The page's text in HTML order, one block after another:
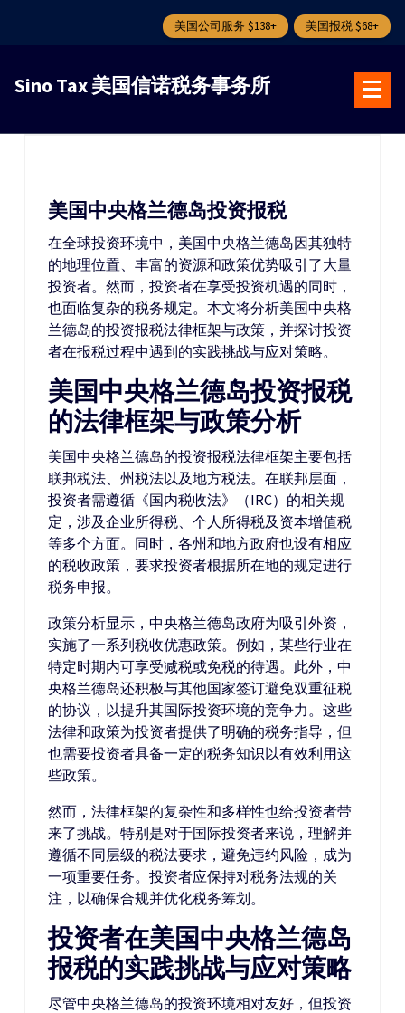
美国公司服务 $138+ 美国报税 $68+
Sino Tax 美国信诺税务事务所
美国中央格兰德岛投资报税
在全球投资环境中，美国中央格兰德岛因其独特
的地理位置、丰富的资源和政策优势吸引了大量
投资者。然而，投资者在享受投资机遇的同时，
也面临复杂的税务规定。本文将分析美国中央格
兰德岛的投资报税法律框架与政策，并探讨投资
者在报税过程中遇到的实践挑战与应对策略。
美国中央格兰德岛投资报税
的法律框架与政策分析
美国中央格兰德岛的投资报税法律框架主要包括
联邦税法、州税法以及地方税法。在联邦层面，
投资者需遵循《国内税收法》（IRC）的相关规
定，涉及企业所得税、个人所得税及资本增值税
等多个方面。同时，各州和地方政府也设有相应
的税收政策，要求投资者根据所在地的规定进行
税务申报。
政策分析显示，中央格兰德岛政府为吸引外资，
实施了一系列税收优惠政策。例如，某些行业在
特定时期内可享受减税或免税的待遇。此外，中
央格兰德岛还积极与其他国家签订避免双重征税
的协议，以提升其国际投资环境的竞争力。这些
法律和政策为投资者提供了明确的税务指导，但
也需要投资者具备一定的税务知识以有效利用这
些政策。
然而，法律框架的复杂性和多样性也给投资者带
来了挑战。特别是对于国际投资者来说，理解并
遵循不同层级的税法要求，避免违约风险，成为
一项重要任务。投资者应保持对税务法规的关
注，以确保合规并优化税务筹划。
投资者在美国中央格兰德岛
报税的实践挑战与应对策略
尽管中央格兰德岛的投资环境相对友好，但投资